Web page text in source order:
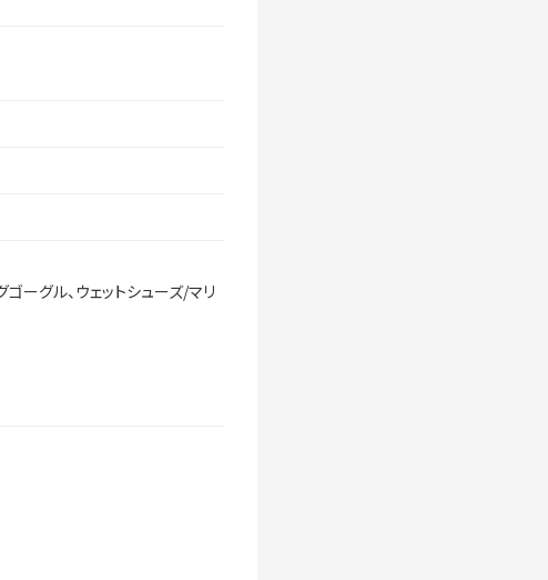
ゴーグル、ウェットシューズ/マリ